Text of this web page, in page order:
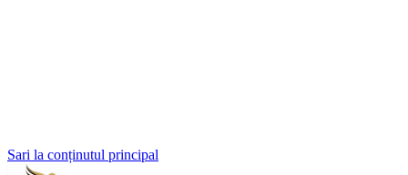
Sari la conținutul principal